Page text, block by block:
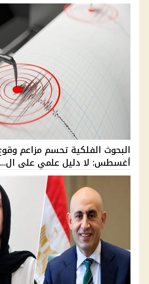
أغسطس: لا دليل علمي على ال...